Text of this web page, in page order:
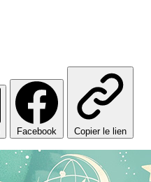
Facebook Copier le lien